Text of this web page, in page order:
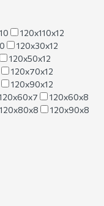
120х110х12
120х30х12
120х50х12
120х70х12
120х90х12
120х60х8
120х80х8
120х90х8